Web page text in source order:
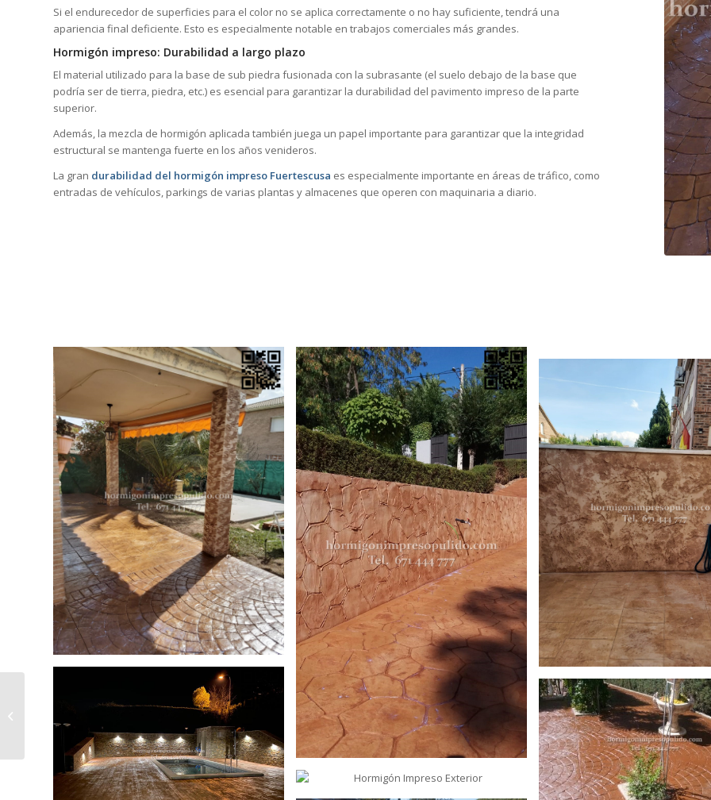
Si el endurecedor de superficies para el color no se aplica correctamente o no hay suficiente, tendrá una
apariencia final deficiente. Esto es especialmente notable en trabajos comerciales más grandes.
Hormigón impreso: Durabilidad a largo plazo
El material utilizado para la base de sub piedra fusionada con la subrasante (el suelo debajo de la base que
podría ser de tierra, piedra, etc.) es esencial para garantizar la durabilidad del pavimento impreso de la parte
superior.
Además, la mezcla de hormigón aplicada también juega un papel importante para garantizar que la integridad
estructural se mantenga fuerte en los años venideros.
La gran durabilidad del hormigón impreso Fuertescusa es especialmente importante en áreas de tráfico, como
entradas de vehículos, parkings de varias plantas y almacenes que operen con maquinaria a diario.